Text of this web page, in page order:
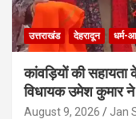
उत्तराखंड देहरादून धर्म-
कांवड़ियों की
विधायक उमेश कुमार
August 9, 2026 Jan